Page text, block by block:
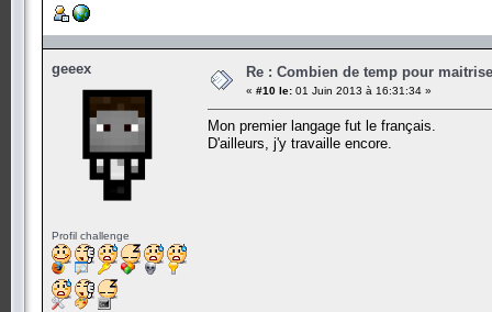
geeex
Profil challenge
Re : Combien de temp pour
« #10 le: 01 Juin 2013 à 16:31:34 »
Mon premier langage fut le français.
D'ailleurs, j'y travaille encore.